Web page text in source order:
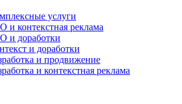
услуги
и контекстная реклама
и доработки
и доработки
и продвижение
и контекстная реклама